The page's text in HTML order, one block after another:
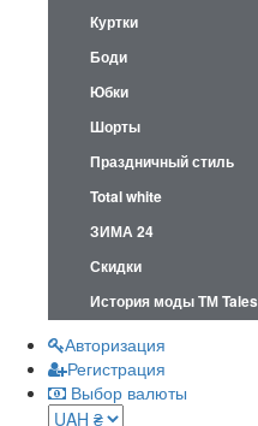
Куртки
Боди
Юбки
Шорты
Праздничный стиль
Total white
ЗИМА 24
Скидки
История моды ТМ Tales
Авторизация
Регистрация
Выбор валюты